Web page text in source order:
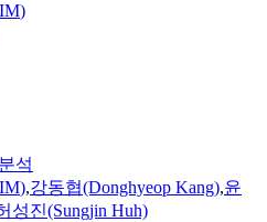
)
석
),강동협(Donghyeop Kang),윤
성진(Sungjin Huh)